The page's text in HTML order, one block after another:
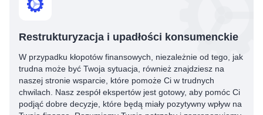
Restrukturyzacja i upadłości konsumenckie
W przypadku kłopotów finansowych, niezależnie od tego, jak
trudna może być Twoja sytuacja, również znajdziesz na
naszej stronie wsparcie, które pomoże Ci w trudnych
chwilach. Nasz zespół ekspertów jest gotowy, aby pomóc Ci
podjąć dobre decyzje, które będą miały pozytywny wpływ na